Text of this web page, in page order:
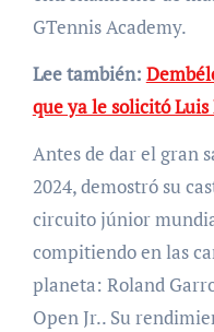
GTennis Academy.
Lee también:
que ya le solicitó
Antes de dar el gran
2024, demostró su
circuito júnior
compitiendo en las
planeta: Roland
Open Jr.. Su